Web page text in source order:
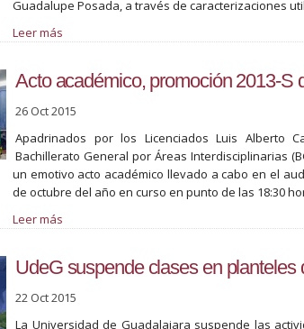
Guadalupe Posada, a través de caracterizaciones
Leer más
Acto académico, promoción 2013-S
26 Oct 2015
Apadrinados por los Licenciados Luis Alberto
Bachillerato General por Áreas Interdisciplinarias
un emotivo acto académico llevado a cabo en el
de octubre del año en curso en punto de las 18:30
Leer más
UdeG suspende clases en planteles
22 Oct 2015
La Universidad de Guadalajara suspende las